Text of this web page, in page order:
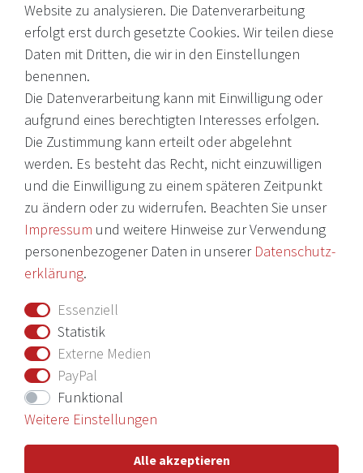
EMail: shop@victoria-weine.com
Telefon: +49 (0)7931 56 34 11
© 2026 Copyright Victoria Weine
Impressum
Daten­schutz­erklärung
AGB
Barrierefreiheitserklärung
Widerrufs­recht
Vertrag widerrufen
Nichts verpassen mit unserem Newsletter
Hiermit bestätige ich, dass ich dieDaten­schutz­erklärunggelesen
habe. Meine Einwilligung kann ich jederzeit widerrufen.**
Website zu analysieren. Die Datenverarbeitung
erfolgt erst durch gesetzte Cookies. Wir teilen diese
Daten mit Dritten, die wir in den Einstellungen
benennen.
Die Datenverarbeitung kann mit Einwilligung oder
aufgrund eines berechtigten Interesses erfolgen.
Die Zustimmung kann erteilt oder abgelehnt
werden. Es besteht das Recht, nicht einzuwilligen
und die Einwilligung zu einem späteren Zeitpunkt
zu ändern oder zu widerrufen. Beachten Sie unser
Impressum und weitere Hinweise zur Verwendung
personenbezogener Daten in unserer Daten­schutz­
erklärung.
Essenziell
Statistik
Externe Medien
PayPal
Funktional
Weitere Einstellungen
Alle akzeptieren